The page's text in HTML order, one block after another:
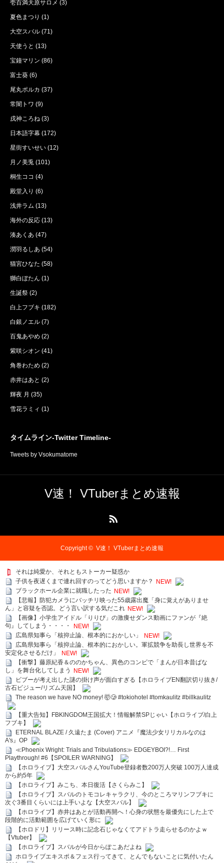
壱百満天原サロメ (3)
夏色まつり (1)
大空スバル (71)
天使うと (13)
宝鐘マリン (86)
富士葵 (6)
尾丸ポルカ (37)
常闇トワ (9)
戌神ころね (3)
日本語字幕 (172)
星街すいせい (12)
月ノ美兎 (101)
桐生ココ (4)
殿堂入り (6)
浅井ラム (13)
海外の反応 (13)
湊あくあ (47)
潤羽るしあ (54)
猫宮ひなた (58)
獅白ぼたん (1)
生誕祭 (2)
白上フブキ (182)
白銀ノエル (7)
百鬼あやめ (2)
紫咲シオン (41)
角巻わため (2)
赤井はあと (2)
輝夜 月 (35)
雪花ラミィ (1)
タイムライン-Twitter Timeline-
Tweets by Vsokumatome
V速！ VTuberまとめ速報
Copyright © V速！ VTuberまとめ速報
それは純愛か、それともストーカー疑惑か
子供を夜遅くまで連れ回すのってどう思いますか？
NEW!
ブラックホール企業に就職したった NEW!
【悲報】防犯カメラにバッチリ映った55歳露出魔「身に覚えがありませ
ん」と容疑を否認。どう言い訳する気だこれ NEW!
【画像】小学生アイドル「りりぴ」の激痩せダンス動画にファンが『絶
句』してしまう・・・・
NEW!
広島県知事ら「核抑止論、根本的におかしい」
NEW!
広島県知事ら「核抑止論、根本的におかしい。軍拡競争を助長し世界を不
安定化させるだけ」
NEW!
【衝撃】藤原紀香＆ののかちゃん、異色のコンビで「まんが日本昔ばな
し」を舞台化してしまう
NEW!
ビブーが考え出した謎の掛け声が面白すぎる【ホロライブEN翻訳切り抜き/
古石ビジュー/リズム天国】
The reason we have NO money! 🤯🥲 #tokiohotel #tomkaulitz #billkaulitz
【重大告知】FBKINGDOM王国拡大！情報解禁SPじゃい【ホロライブ/白上
フブキ】
ETERNAL BLAZE / 久遠たま (Cover) アニメ『魔法少女リリカルなのは
A's』OP
≪Phoenix Wright: Trials and Tribulations≫ EDGEYBOI?!… First
Playthrough! #6【SPOILER WARNING】
【ホロライブ】大空スバルさんYouTube登録者数200万人突破 100万人達成
から約5年
【ホロライブ】みこち、本日復活【さくらみこ】
【ホロライブ】スバルのトモコレキャラクリ、今のところマリンフブキに
次ぐ3番目くらいには上手いよな【大空スバル】
【ホロライブ】赤井はあとが活動再開へ！心身の状態を最優先にした上で
段階的に活動範囲を広げていく形に
【ホロドリ】リリース時に記念石じゃなくてアドトラ走らせるのかよｗ
【Vtuber】
【ホロライブ】スバルが今日からぽこあだよね
ホロライブエキスポ＆フェス行ってきて、とんでもないことに気付いたん